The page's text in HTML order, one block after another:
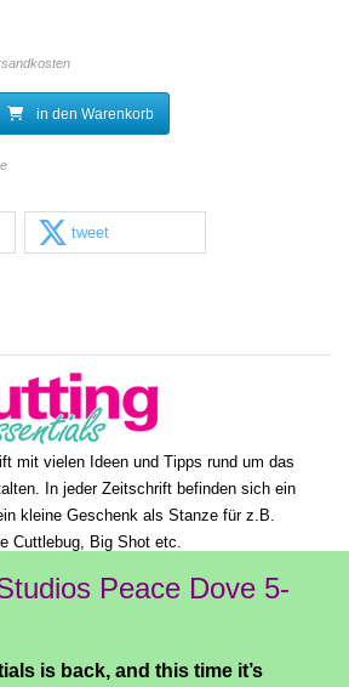
in den Warenkorb
tweet
mit vielen Ideen und Tipps rund um das
In jeder Zeitschrift befinden sich ein
kleine Geschenk als Stanze für z.B.
Cuttlebug, Big Shot etc.
Peace Dove 5-
is back, and this time it’s